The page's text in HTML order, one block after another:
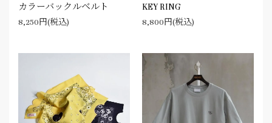
カラーバックルベルト
8,250円(税込)
KEY RING
8,800円(税込)